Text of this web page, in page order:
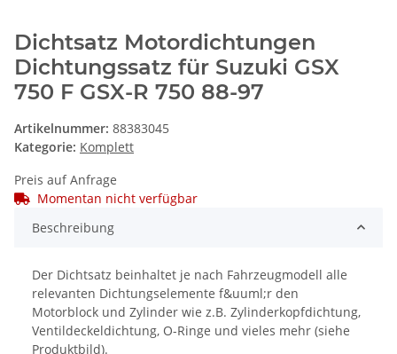
Dichtsatz Motordichtungen
Dichtungssatz für Suzuki GSX
750 F GSX-R 750 88-97
Artikelnummer: 88383045
Kategorie: Komplett
Preis auf Anfrage
Momentan nicht verfügbar
Beschreibung
Der Dichtsatz beinhaltet je nach Fahrzeugmodell alle
relevanten Dichtungselemente f&uuml;r den
Motorblock und Zylinder wie z.B. Zylinderkopfdichtung,
Ventildeckeldichtung, O-Ringe und vieles mehr (siehe
Produktbild).